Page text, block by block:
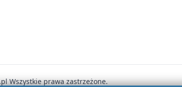
Wszystkie prawa zastrzeżone.